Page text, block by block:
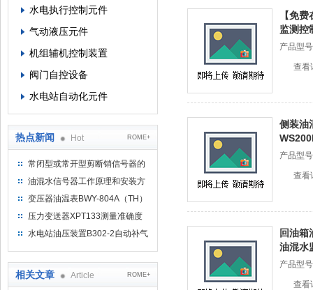
水电执行控制元件
气动液压元件
机组辅机控制装置
阀门自控设备
水电站自动化元件
热点新闻 Hot ROME+
常闭型或常开型剪断销信号器的
工作原理
油混水信号器工作原理和安装方
式
变压器油温表BWY-804A（TH）
测量范围
压力变送器XPT133测量准确度
不高是什么原因导致的？
水电站油压装置B302-2自动补气
相关文章 Article ROME+
【免
监测控
产品型
查看
侧装油
产品型
查看
回油箱
油混水
产品型
查看